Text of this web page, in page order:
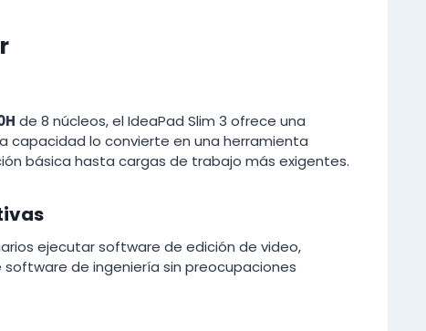
de 8 núcleos, el IdeaPad Slim 3 ofrece una
capacidad lo convierte en una herramienta
básica hasta cargas de trabajo más exigentes.
ejecutar software de edición de video,
de ingeniería sin preocupaciones